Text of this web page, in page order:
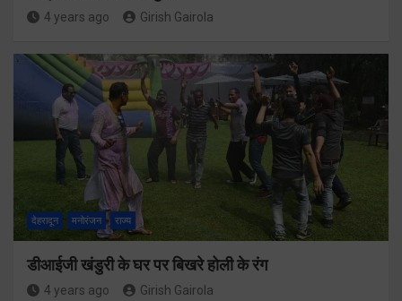
4 years ago Girish Gairola
देहरादून मनोरंजन राज्य
डीआईजी खंडुरी के घर पर बिखरे होली के रंग
4 years ago Girish Gairola